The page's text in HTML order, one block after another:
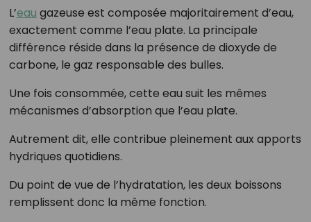
L’eau gazeuse est composée majoritairement d’eau,
exactement comme l’eau plate. La principale
différence réside dans la présence de dioxyde de
carbone, le gaz responsable des bulles.
Une fois consommée, cette eau suit les mêmes
mécanismes d’absorption que l’eau plate.
Autrement dit, elle contribue pleinement aux apports
hydriques quotidiens.
Du point de vue de l’hydratation, les deux boissons
remplissent donc la même fonction.